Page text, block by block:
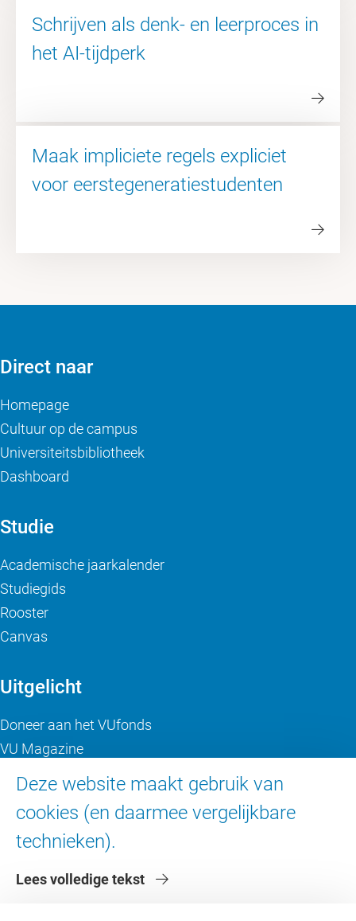
Schrijven als denk- en leerproces in
het AI-tijdperk
Maak impliciete regels expliciet
voor eerstegeneratiestudenten
Deze website maakt gebruik van
cookies (en daarmee vergelijkbare
technieken).
Lees volledige tekst
Direct naar
Homepage
Cultuur op de campus
Universiteitsbibliotheek
Dashboard
Studie
Academische jaarkalender
Studiegids
Rooster
Canvas
Uitgelicht
Doneer aan het VUfonds
VU Magazine
Over de VU
Contact en route